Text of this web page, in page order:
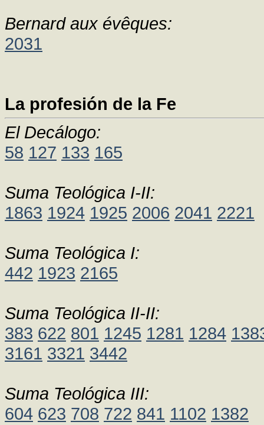
Bernard aux évêques:
2031
La profesión de la Fe
El Decálogo:
58 127 133 165
Suma Teológica I-II:
1863 1924 1925 2006 2041 2221
Suma Teológica I:
442 1923 2165
Suma Teológica II-II:
383 622 801 1245 1281 1284
3161 3321 3442
Suma Teológica III:
604 623 708 722 841 1102 1382